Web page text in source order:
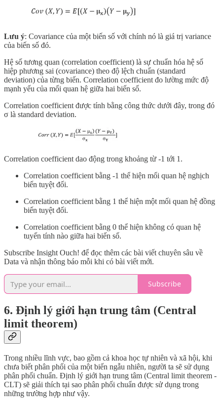
Lưu ý: Covariance của một biến số với chính nó là giá trị variance
của biến số đó.
Hệ số tương quan (correlation coefficient) là sự chuẩn hóa hệ số
hiệp phương sai (covariance) theo độ lệch chuẩn (standard
deviation) của từng biến. Correlation coefficient đo lường mức độ
mạnh yếu của mối quan hệ giữa hai biến số.
Correlation coefficient được tính bằng công thức dưới đây, trong đó
σ là standard deviation.
Correlation coefficient dao động trong khoảng từ -1 tới 1.
Correlation coefficient bằng -1 thể hiện mối quan hệ nghịch
biến tuyệt đối.
Correlation coefficient bằng 1 thể hiện một mối quan hệ đồng
biến tuyệt đối.
Correlation coefficient bằng 0 thể hiện không có quan hệ
tuyến tính nào giữa hai biến số.
Subscribe Insight Ouch! để đọc thêm các bài viết chuyên sâu về
Data và nhận thông báo mỗi khi có bài viết mới.
Subscribe
6. Định lý giới hạn trung tâm (Central
limit theorem)
Trong nhiều lĩnh vực, bao gồm cả khoa học tự nhiên và xã hội, khi
chưa biết phân phối của một biến ngẫu nhiên, người ta sẽ sử dụng
phân phối chuẩn. Định lý giới hạn trung tâm (Central limit theorem -
CLT) sẽ giải thích tại sao phân phối chuẩn được sử dụng trong
những trường hợp như vậy.